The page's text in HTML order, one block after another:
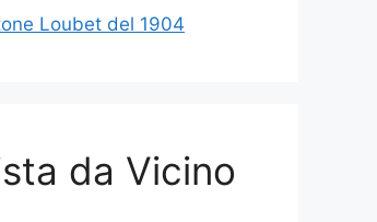
Loubet del 1904
da Vicino